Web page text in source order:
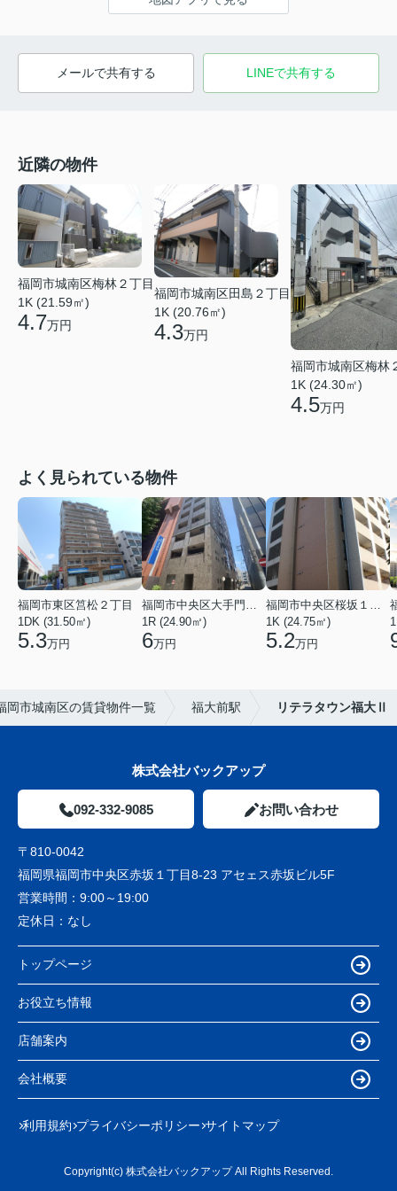
メールで共有する LINEで共有する
近隣の物件
福岡市城南区梅林２丁目
1K (21.59㎡)
4.7万円
福岡市城南区田島２丁目
1K (20.76㎡)
4.3万円
福岡市城南区梅林
1K (24.30㎡)
4.5万円
よく見られている物件
福岡市東区筥松２丁目
1DK (31.50㎡)
5.3万円
1R (24.90㎡)
6万円
1K (24.75㎡)
5.2万円
岡市城南区の賃貸物件一覧 福大前駅 リテラタウン福大Ⅱ
株式会社バックアップ
092-332-9085 お問い合わせ
〒810-0042
福岡県福岡市中央区赤坂１丁目8-23 アセェス赤坂ビル5F
営業時間： 9:00～19:00
定休日： なし
トップページ
お役立ち情報
店舗案内
会社概要
利用規約 プライバシーポリシー サイトマップ
Copyright(c) 株式会社バックアップ All Rights Reserved.